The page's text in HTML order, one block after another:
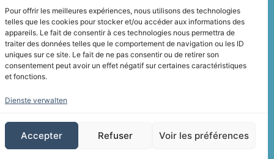
Pour offrir les meilleures expériences, nous utilisons des technologies
telles que les cookies pour stocker et/ou accéder aux informations des
appareils. Le fait de consentir à ces technologies nous permettra de
traiter des données telles que le comportement de navigation ou les ID
uniques sur ce site. Le fait de ne pas consentir ou de retirer son
consentement peut avoir un effet négatif sur certaines caractéristiques
et fonctions.
Dienste verwalten
Accepter Refuser Voir les préférences